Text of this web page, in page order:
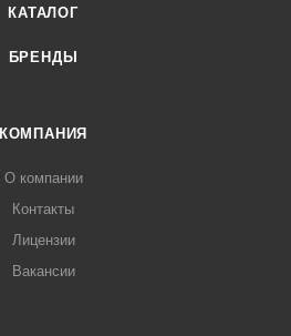
КАТАЛОГ
БРЕНДЫ
КОМПАНИЯ
О компании
Контакты
Лицензии
Вакансии